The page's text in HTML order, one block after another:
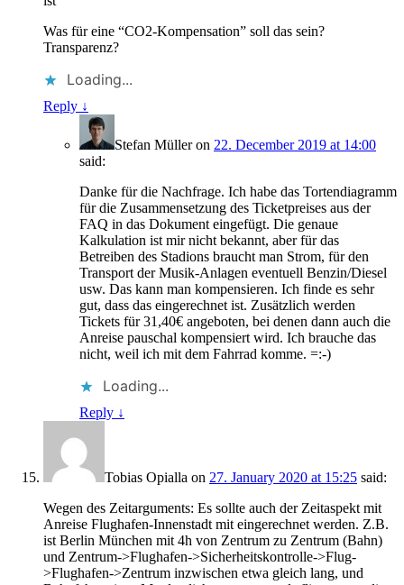
Was für eine “CO2-Kompensation” soll das sein?
Transparenz?
Loading...
Reply ↓
Stefan Mülleron 22. December 2019 at 14:00
said:
Danke für die Nachfrage. Ich habe das Tortendiagramm
für die Zusammensetzung des Ticketpreises aus der
FAQ in das Dokument eingefügt. Die genaue
Kalkulation ist mir nicht bekannt, aber für das
Betreiben des Stadions braucht man Strom, für den
Transport der Musik-Anlagen eventuell Benzin/Diesel
usw. Das kann man kompensieren. Ich finde es sehr
gut, dass das eingerechnet ist. Zusätzlich werden
Tickets für 31,40€ angeboten, bei denen dann auch die
Anreise pauschal kompensiert wird. Ich brauche das
nicht, weil ich mit dem Fahrrad komme. =:-)
Loading...
Reply ↓
Tobias Opialla on 27. January 2020 at 15:25 said:
Wegen des Zeitarguments: Es sollte auch der Zeitaspekt mit
Anreise Flughafen-Innenstadt mit eingerechnet werden. Z.B.
ist Berlin München mit 4h von Zentrum zu Zentrum (Bahn)
und Zentrum->Flughafen->Sicherheitskontrolle->Flug-
>Flughafen->Zentrum inzwischen etwa gleich lang, und